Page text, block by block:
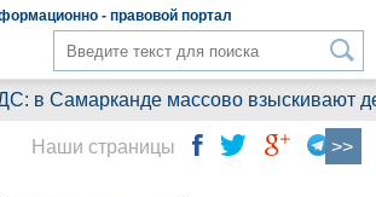
- правовой портал
в Самарканде массово взыскивают
Наши страницы